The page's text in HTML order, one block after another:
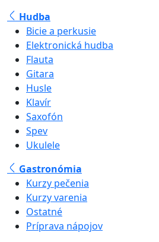
Hudba
Bicie a perkusie
Elektronická hudba
Flauta
Gitara
Husle
Klavír
Saxofón
Spev
Ukulele
Gastronómia
Kurzy pečenia
Kurzy varenia
Ostatné
Príprava nápojov